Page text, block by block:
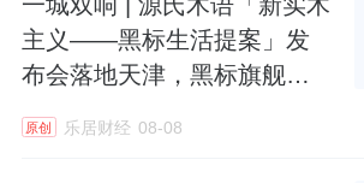
主义——黑标生活提案」发
布会落地天津，黑标旗舰店
原创 乐居财经 08-08